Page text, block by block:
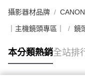
攝影器材品牌 CANON
｜主機鏡頭專區｜ 鏡
本分類熱銷全站排